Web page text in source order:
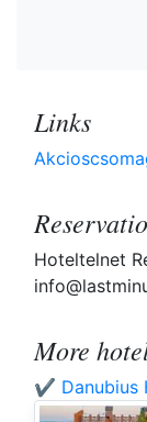
Links
Hoteltelnet
More
✔️ Danubius